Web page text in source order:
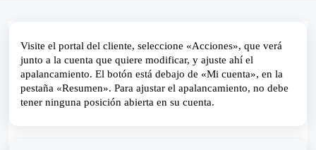
Visite el portal del cliente, seleccione «Acciones», que verá
junto a la cuenta que quiere modificar, y ajuste ahí el
apalancamiento. El botón está debajo de «Mi cuenta», en la
pestaña «Resumen». Para ajustar el apalancamiento, no debe
tener ninguna posición abierta en su cuenta.